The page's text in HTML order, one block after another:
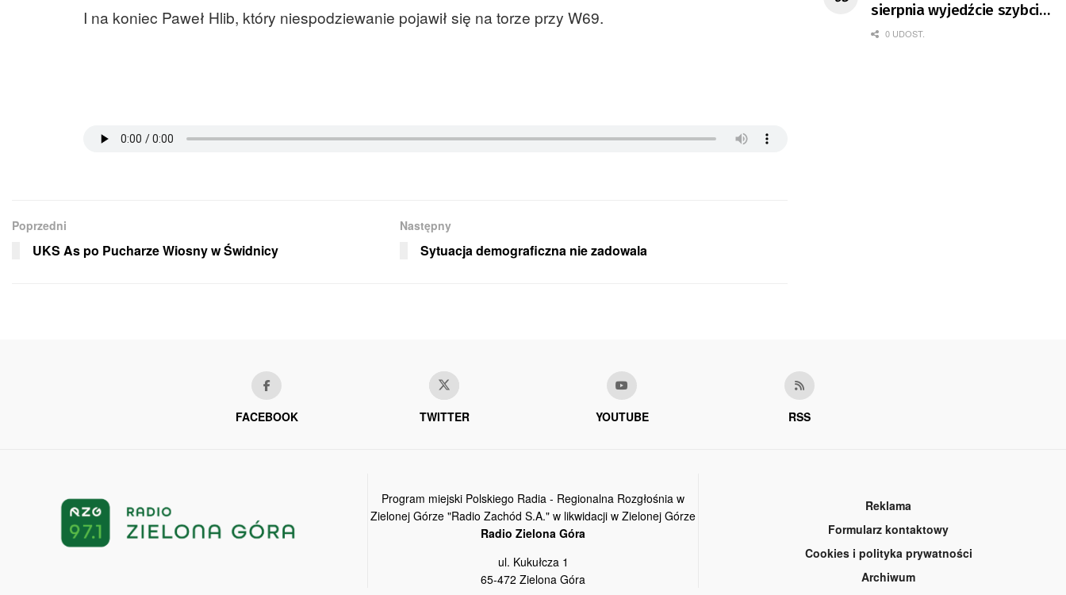
I na koniec Paweł Hlib, który niespodziewanie pojawił się na torze przy W69.
Poprzedni
UKS As po Pucharze Wiosny w Świdnicy
Następny
Sytuacja demograficzna nie zadowala
sierpnia wyjedźcie szybciej
z domów
0 UDOST.
FACEBOOK TWITTER YOUTUBE RSS
Program miejski Polskiego Radia - Regionalna Rozgłośnia w
Zielonej Górze "Radio Zachód S.A." w likwidacji w Zielonej Górze
Radio Zielona Góra
ul. Kukułcza 1
65-472 Zielona Góra
Reklama
Formularz kontaktowy
Cookies i polityka prywatności
Archiwum